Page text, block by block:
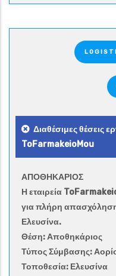
Διαθέσιμες θέσεις
ToFarmakeioMou
ΑΠΟΘΗΚΑΡΙΟΣ
Η εταιρεία
για πλήρη απασχόληση
Ελευσίνα.
Θέση: Αποθηκάριος
Τύπος Σύμβασης:
Τοποθεσία: Ελευσίνα